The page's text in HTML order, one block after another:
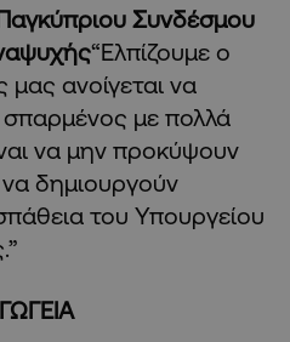
Συνδέσμου
“Ελπίζουμε ο
ανοίγεται να
σπαρμένος με πολλά
να μην προκύψουν
να δημιουργούν
του Υπουργείου